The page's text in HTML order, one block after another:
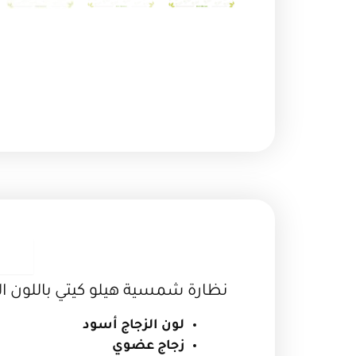
نظارة شمسية هيلو كيتي باللون
لون الزجاج أسود
زجاج عضوي